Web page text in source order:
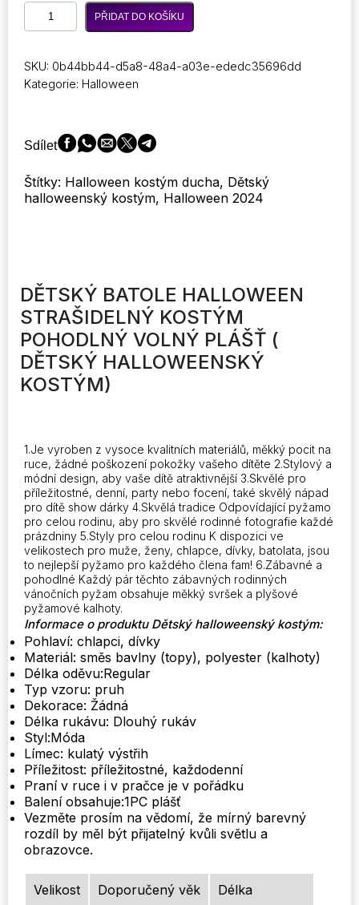
2024
Dětský
Strašidelný
zábavný
Pohodlný
volný
Halloween
dekorace
PŘIDAT DO KOŠÍKU
SKU: 0b44bb44-d5a8-48a4-a03e-ededc35696dd
Kategorie: Halloween
Sdílet
Štítky: Halloween kostým ducha, Dětský
halloweenský kostým, Halloween 2024
DĚTSKÝ BATOLE HALLOWEEN
STRAŠIDELNÝ KOSTÝM
POHODLNÝ VOLNÝ PLÁŠŤ (
DĚTSKÝ HALLOWEENSKÝ
KOSTÝM)
1.Je vyroben z vysoce kvalitních materiálů, měkký pocit na
ruce, žádné poškození pokožky vašeho dítěte 2.Stylový a
módní design, aby vaše dítě atraktivnější 3.Skvělé pro
příležitostné, denní, party nebo focení, také skvělý nápad
pro dítě show dárky 4.Skvělá tradice Odpovídající pyžamo
pro celou rodinu, aby pro skvělé rodinné fotografie každé
prázdniny 5.Styly pro celou rodinu K dispozici ve
velikostech pro muže, ženy, chlapce, dívky, batolata, jsou
to nejlepší pyžamo pro každého člena fam! 6.Zábavné a
pohodlné Každý pár těchto zábavných rodinných
vánočních pyžam obsahuje měkký svršek a plyšové
pyžamové kalhoty.
Informace o produktu Dětský halloweenský kostým:
Pohlaví: chlapci, dívky
Materiál: směs bavlny (topy), polyester (kalhoty)
Délka oděvu:Regular
Typ vzoru: pruh
Dekorace: Žádná
Délka rukávu: Dlouhý rukáv
Styl:Móda
Límec: kulatý výstřih
Příležitost: příležitostné, každodenní
Praní v ruce i v pračce je v pořádku
Balení obsahuje:1PC plášť
Vezměte prosím na vědomí, že mírný barevný
rozdíl by měl být přijatelný kvůli světlu a
obrazovce.
Velikost Doporučený věk Délka